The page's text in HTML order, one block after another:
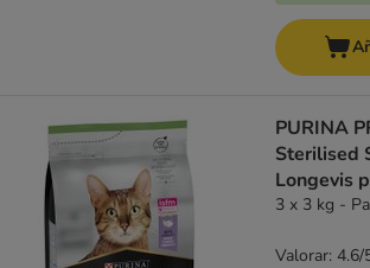
PURINA
Sterilised
Longevis
3 x 3 kg -
Valorar: 4.6/